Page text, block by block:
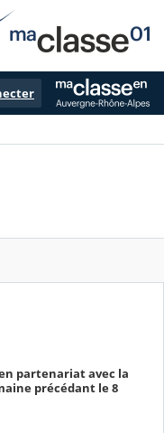
partenariat avec la
précédant le 8